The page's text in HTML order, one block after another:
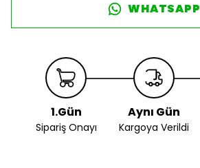
WHATSAPP
1.Gün
Sipariş Onayı
Aynı Gün
Kargoya Verildi